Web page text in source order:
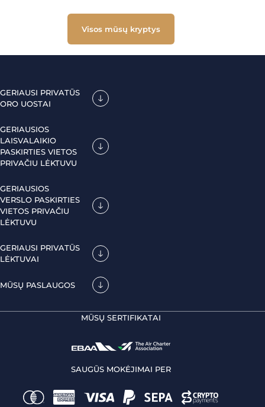
Visos mūsų kryptys
GERIAUSI PRIVATŪS
ORO UOSTAI
GERIAUSIOS
LAISVALAIKIO
PASKIRTIES VIETOS
PRIVAČIU LĖKTUVU
GERIAUSIOS
VERSLO PASKIRTIES
VIETOS PRIVAČIU
LĖKTUVU
GERIAUSI PRIVATŪS
LĖKTUVAI
MŪSŲ PASLAUGOS
MŪSŲ SERTIFIKATAI
SAUGŪS MOKĖJIMAI PER